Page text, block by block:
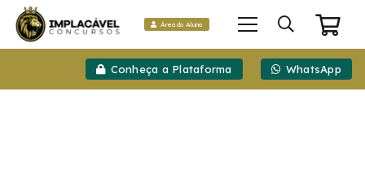
Área do Aluno
Conheça a Plataforma WhatsApp